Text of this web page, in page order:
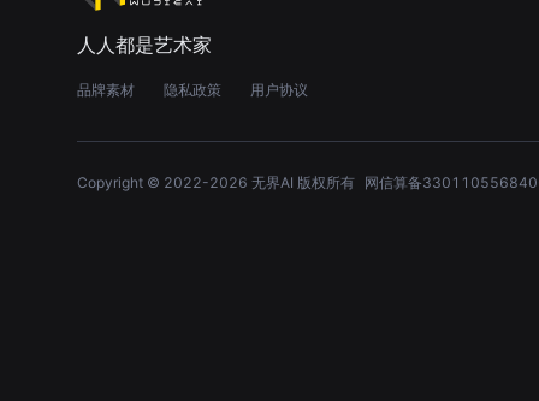
人人都是艺术家
品牌素材 隐私政策 用户协议
Copyright © 2022-2026 无界AI 版权所有 网信算备